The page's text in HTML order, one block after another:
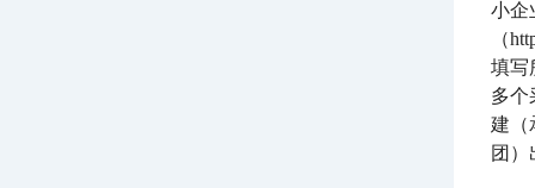
小企
（
填写
多个
建（
团